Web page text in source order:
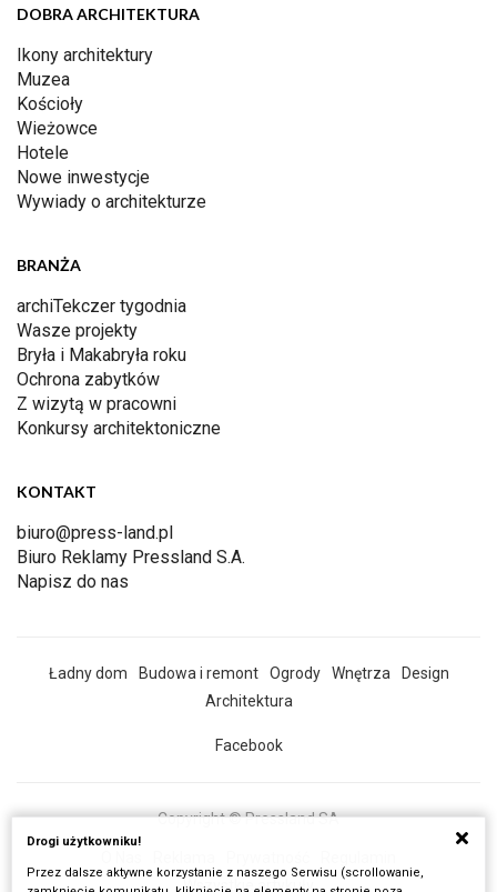
DOBRA ARCHITEKTURA
Ikony architektury
Muzea
Kościoły
Wieżowce
Hotele
Nowe inwestycje
Wywiady o architekturze
BRANŻA
archiTekczer tygodnia
Wasze projekty
Bryła i Makabryła roku
Ochrona zabytków
Z wizytą w pracowni
Konkursy architektoniczne
KONTAKT
biuro@press-land.pl
Biuro Reklamy Pressland S.A.
Napisz do nas
Ładny dom Budowa i remont Ogrody Wnętrza
Design
Architektura
Facebook
Copyright © Pressland SA
Wszystkie artykuły
Drogi użytkowniku!
Przez dalsze aktywne korzystanie z naszego Serwisu (scrollowanie,